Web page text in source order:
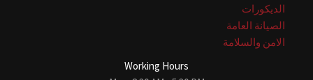
الديكورات
الصيانة العامة
الامن والسلامة
Working Hours